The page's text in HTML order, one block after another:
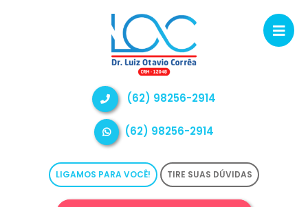
(62) 98256-2914
(62) 98256-2914
LIGAMOS PARA VOCÊ! TIRE SUAS DÚVIDAS